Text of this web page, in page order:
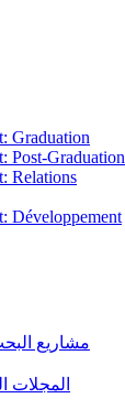
Graduation
Post-Graduation
Relations
Développement
مشاريع
المجلات